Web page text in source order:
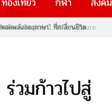
วงานใหญ่แห่งปี “IP x Venture
วมก้าวไปสู่